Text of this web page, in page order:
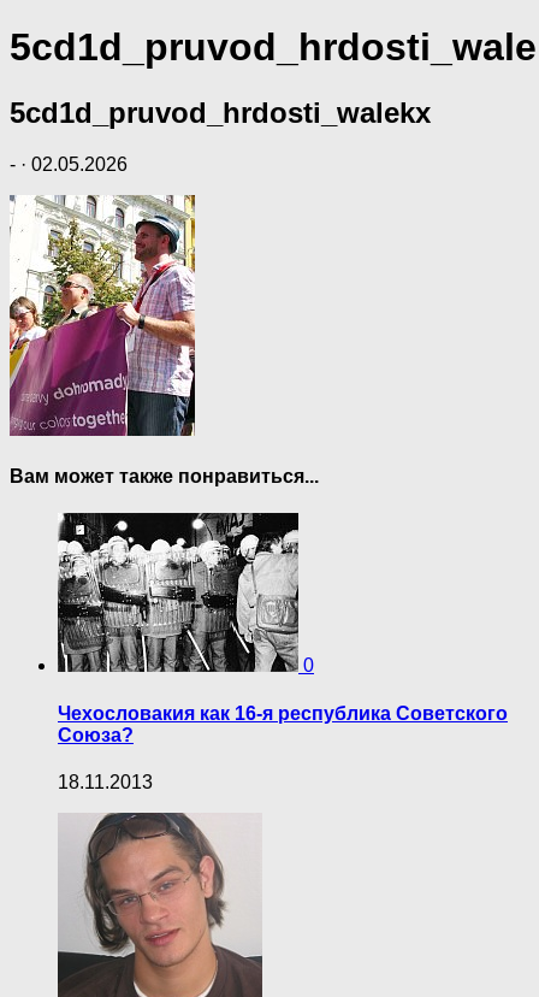
5cd1d_pruvod_hrdosti_walekx
- · 02.05.2026
Вам может также понравиться...
0
Чехословакия как 16-я республика Советского
Союза?
18.11.2013